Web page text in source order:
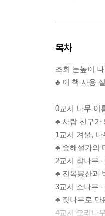
목차
조회 눈높이
♣ 이 책 사용
0교시 나무 이
♣ 사람 친구가
1교시 겨울,
♣ 숲해설가의
2교시 참나무
♣ 진목봉산과
3교시 소나무
♣ 잣나무로 만
4교시 오리나